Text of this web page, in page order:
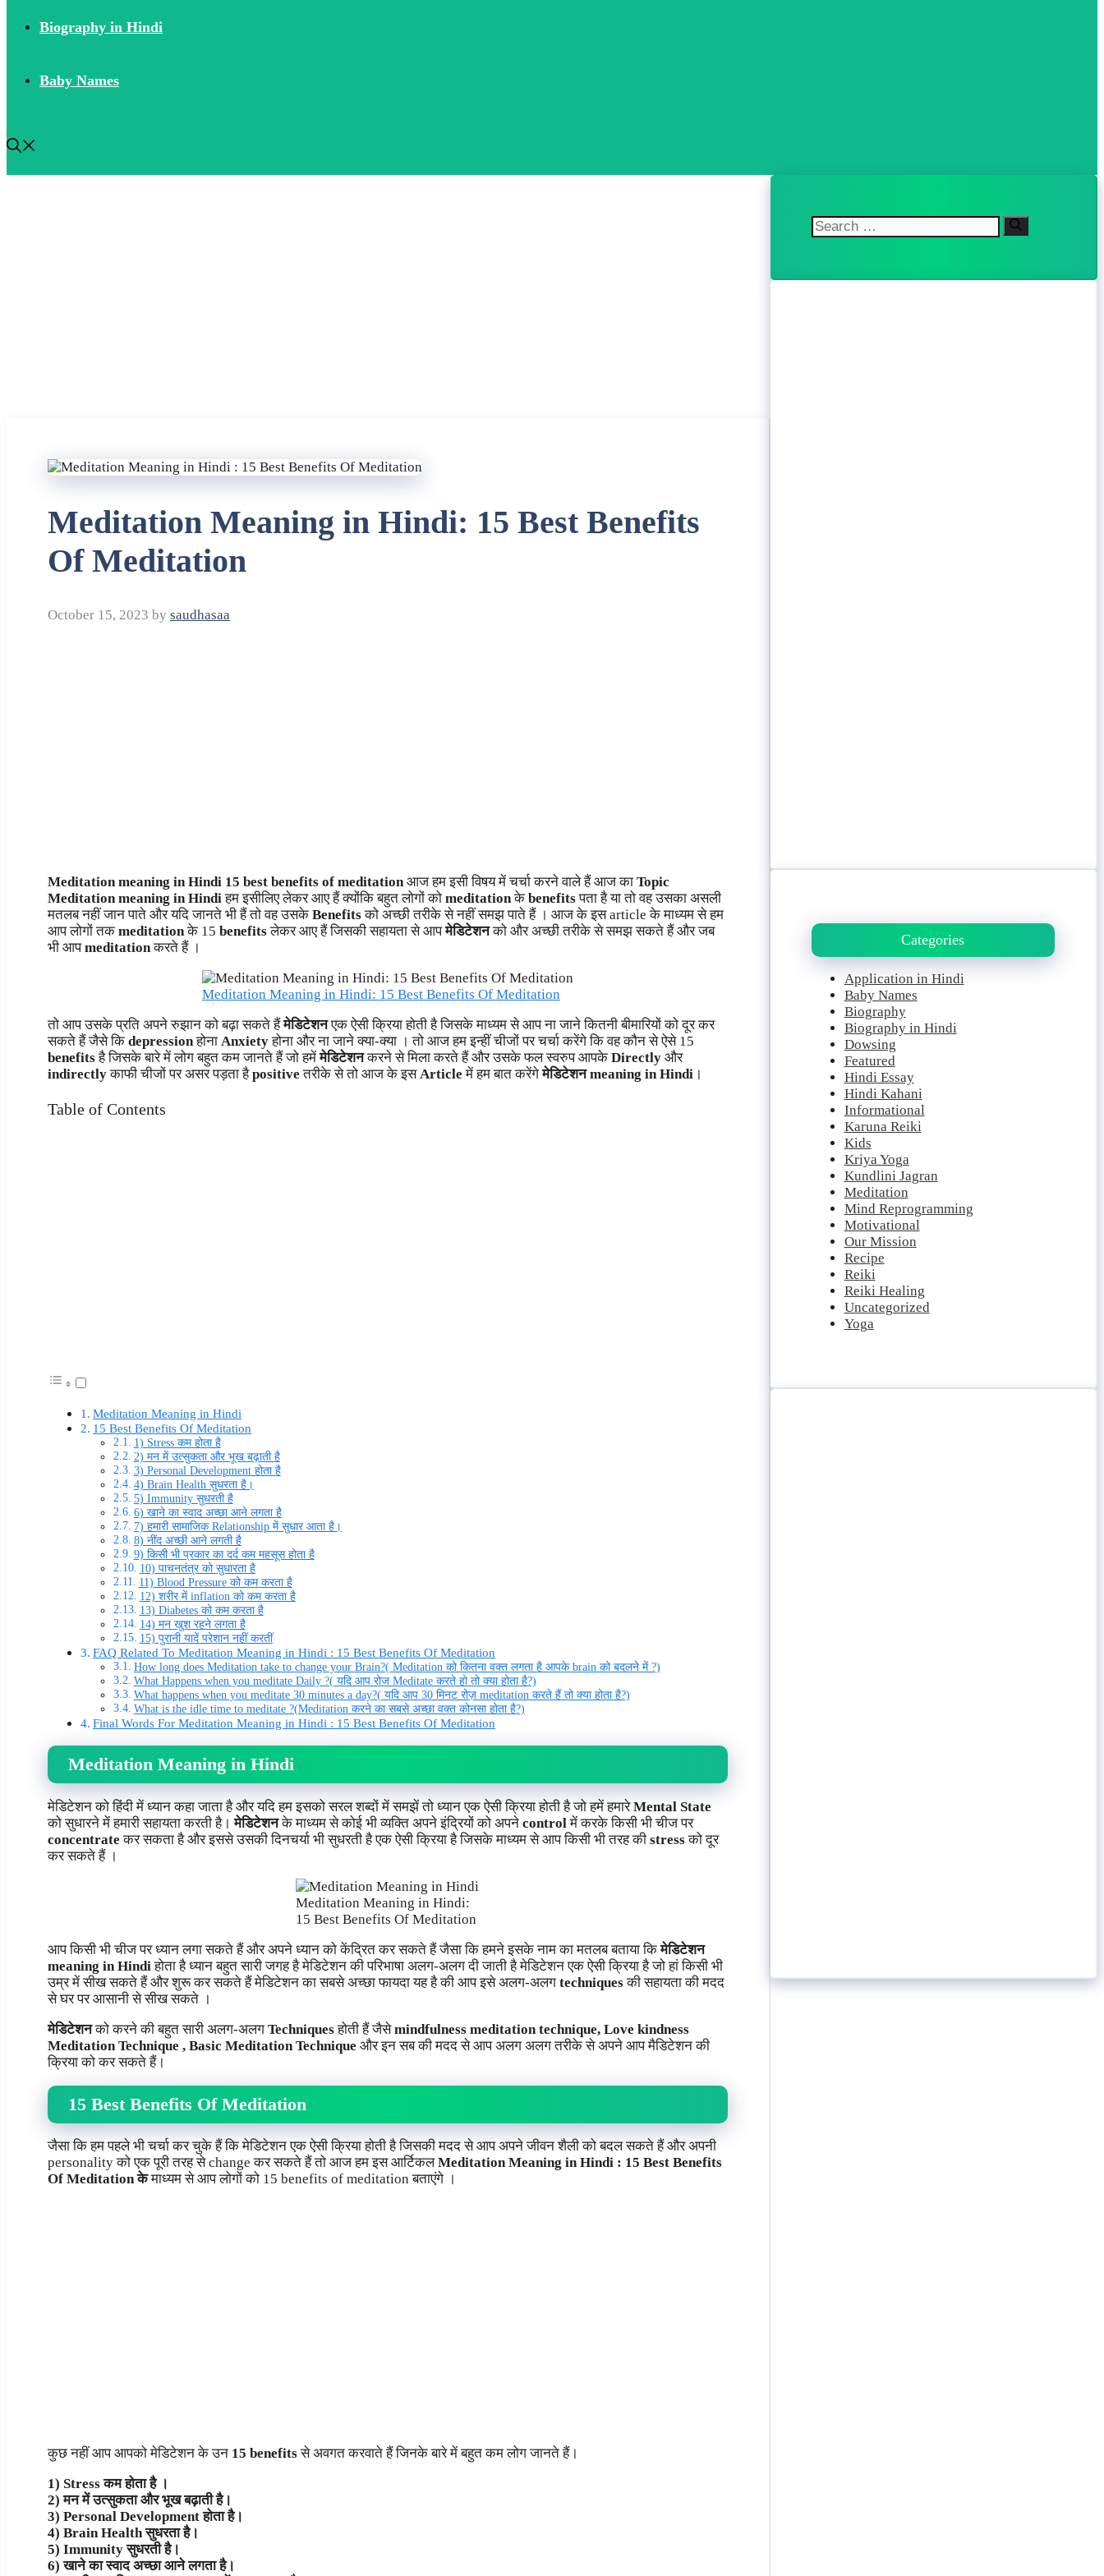
Biography in Hindi
Baby Names
Meditation Meaning in Hindi: 15 Best Benefits
Of Meditation
October 15, 2023 by saudhasaa
Meditation meaning in Hindi 15 best benefits of meditationआज हम इसी विषय में चर्चा करने वाले हैं आज का Topic
Meditation meaning in Hindiहम इसीलिए लेकर आए हैं क्योंकि बहुत लोगों को meditationके benefitsपता है या तो वह उसका असली
मतलब नहीं जान पाते और यदि जानते भी हैं तो वह उसके Benefitsको अच्छी तरीके से नहीं समझ पाते हैं । आज के इस article के माध्यम से हम
आप लोगों तक meditationके 15 benefitsलेकर आए हैं जिसकी सहायता से आपमेडिटेशनको और अच्छी तरीके से समझ सकते हैं और जब
भी आपmeditationकरते हैं ।
Meditation Meaning in Hindi: 15 Best Benefits Of Meditation
तो आप उसके प्रति अपने रुझान को बढ़ा सकते हैंमेडिटेशनएक ऐसी क्रिया होती है जिसके माध्यम से आप ना जाने कितनी बीमारियों को दूर कर
सकते हैं जैसे कि depressionहोना Anxietyहोना और ना जाने क्या-क्या । तो आज हम इन्हीं चीजों पर चर्चा करेंगे कि वह कौन से ऐसे 15
benefitsहै जिसके बारे में लोग बहुत कम जानते हैं जो हमेंमेडिटेशनकरने से मिला करते हैं और उसके फल स्वरुप आपके Directly और
indirectlyकाफी चीजों पर असर पड़ता हैpositiveतरीके से तो आज के इसArticleमें हम बात करेंगेमेडिटेशन meaning in Hindi ।
Table of Contents
Meditation Meaning in Hindi
15 Best Benefits Of Meditation
1) Stress कम होता है
2) मन में उत्सुकता और भूख बढ़ाती है
3) Personal Development होता है
4) Brain Health सुधरता है।
5) Immunity सुधरती है
6) खाने का स्वाद अच्छा आने लगता है
7) हमारी सामाजिक Relationship में सुधार आता है।
8) नींद अच्छी आने लगती है
9) किसी भी प्रकार का दर्द कम महसूस होता है
10) पाचनतंत्र को सुधारता है
11) Blood Pressure को कम करता है
12) शरीर में inflation को कम करता है
13) Diabetes को कम करता है
14) मन खुश रहने लगता है
15) पुरानी यादें परेशान नहीं करतीं
FAQ Related To Meditation Meaning in Hindi : 15 Best Benefits Of Meditation
How long does Meditation take to change your Brain?( Meditation को कितना वक्त लगता है आपके brain को बदलने में ?)
What Happens when you meditate Daily ?( यदि आप रोज Meditate करते हो तो क्या होता है?)
What happens when you meditate 30 minutes a day?( यदि आप 30 मिनट रोज़ meditation करते हैं तो क्या होता है?)
What is the idle time to meditate ?(Meditation करने का सबसे अच्छा वक्त कोनसा होता है?)
Final Words For Meditation Meaning in Hindi : 15 Best Benefits Of Meditation
Meditation Meaning in Hindi
मेडिटेशन को हिंदी में ध्यान कहा जाता है और यदि हम इसको सरल शब्दों में समझें तो ध्यान एक ऐसी क्रिया होती है जो हमें हमारेMental State
को सुधारने में हमारी सहायता करती है।मेडिटेशनके माध्यम से कोई भी व्यक्ति अपने इंद्रियों को अपने controlमें करके किसी भी चीज पर
concentrateकर सकता है और इससे उसकी दिनचर्या भी सुधरती है एक ऐसी क्रिया है जिसके माध्यम से आप किसी भी तरह की stressको दूर
कर सकते हैं ।
Meditation Meaning in Hindi:
15 Best Benefits Of Meditation
आप किसी भी चीज पर ध्यान लगा सकते हैं और अपने ध्यान को केंद्रित कर सकते हैं जैसा कि हमने इसके नाम का मतलब बताया किमेडिटेशन
meaning in Hindi होता है ध्यान बहुत सारी जगह है मेडिटेशन की परिभाषा अलग-अलग दी जाती है मेडिटेशन एक ऐसी क्रिया है जो हां किसी भी
उम्र में सीख सकते हैं और शुरू कर सकते हैं मेडिटेशन का सबसे अच्छा फायदा यह है की आप इसे अलग-अलग techniquesकी सहायता की मदद
से घर पर आसानी से सीख सकते ।
मेडिटेशनको करने की बहुत सारी अलग-अलग Techniquesहोती हैं जैसेmindfulness meditation technique, Love kindness
Meditation Technique , Basic Meditation Technique और इन सब की मदद से आप अलग अलग तरीके से अपने आप मैडिटेशन की
क्रिया को कर सकते हैं।
15 Best Benefits Of Meditation
जैसा कि हम पहले भी चर्चा कर चुके हैं कि मेडिटेशन एक ऐसी क्रिया होती है जिसकी मदद से आप अपने जीवन शैली को बदल सकते हैं और अपनी
personality को एक पूरी तरह से change कर सकते हैं तो आज हम इस आर्टिकलMeditation Meaning in Hindi : 15 Best Benefits
Of Meditation केमाध्यम से आप लोगों को 15 benefits of meditation बताएंगे ।
कुछ नहीं आप आपको मेडिटेशन के उन 15 benefitsसे अवगत करवाते हैं जिनके बारे में बहुत कम लोग जानते हैं।
1) Stress कम होता है ।
2) मन में उत्सुकता और भूख बढ़ाती है।
3) Personal Development होता है।
4) Brain Health सुधरता है।
5) Immunity सुधरती है।
6) खाने का स्वाद अच्छा आने लगता है।
Search
for:
Categories
Application in Hindi
Baby Names
Biography
Biography in Hindi
Dowsing
Featured
Hindi Essay
Hindi Kahani
Informational
Karuna Reiki
Kids
Kriya Yoga
Kundlini Jagran
Meditation
Mind Reprogramming
Motivational
Our Mission
Recipe
Reiki
Reiki Healing
Uncategorized
Yoga